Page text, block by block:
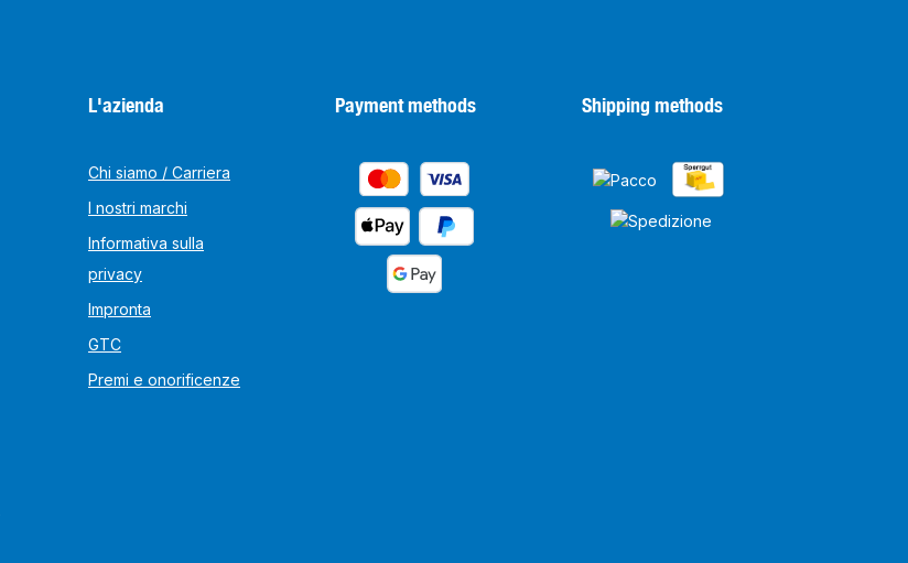
L'azienda
Chi siamo / Carriera
I nostri marchi
Informativa sulla
privacy
Impronta
GTC
Premi e onorificenze
Payment methods Shipping methods